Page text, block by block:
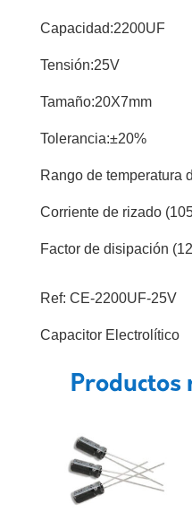
Capacidad:2200UF
Tensión:25V
Tamaño:20X7mm
Tolerancia:±20%
Rango de
Corriente de rizado
Factor de disipación
Ref: CE-2200UF-25V
Capacitor Electrolítico
Productos